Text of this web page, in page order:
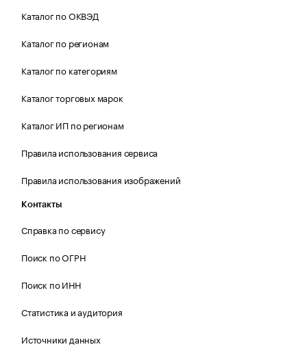
Каталог по ОКВЭД
Каталог по регионам
Каталог по категориям
Каталог торговых марок
Каталог ИП по регионам
Правила использования сервиса
Правила использования изображений
Контакты
Справка по сервису
Поиск по ОГРН
Поиск по ИНН
Статистика и аудитория
Источники данных